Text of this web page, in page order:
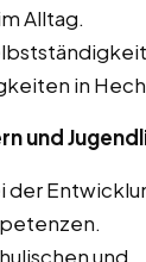
Alltag.
in
und
und